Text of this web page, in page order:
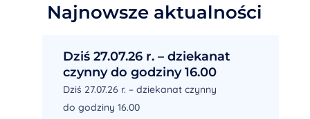
Najnowsze aktualności
Dziś 27.07.26 r. – dziekanat
czynny do godziny 16.00
Dziś 27.07.26 r. – dziekanat czynny
do godziny 16.00